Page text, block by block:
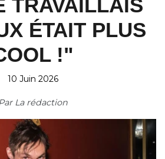
TRAVAILLAIS
ÉTAIT PLUS
!"
10 Juin 2026
La rédaction